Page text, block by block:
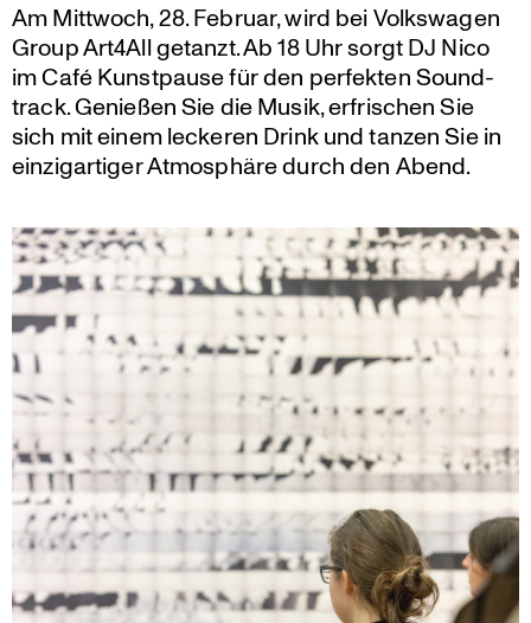
Am Mittwoch, 28. Februar, wird bei Volks­wagen
Group Art4All getanzt. Ab 18 Uhr sorgt DJ Nico
im Café Kunst­pause für den perfekten Sound­
track. Genießen Sie die Musik, erfri­schen Sie
sich mit einem leckeren Drink und tanzen Sie in
einzig­ar­tiger Atmosphäre durch den Abend.